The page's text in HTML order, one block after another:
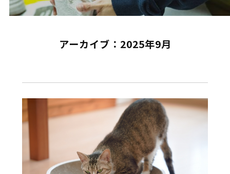
コラム
引越しの豆知識
お問い合わせ
お見積り無料！
お気軽にお問い合わせください。
アーカイブ：2025年9月